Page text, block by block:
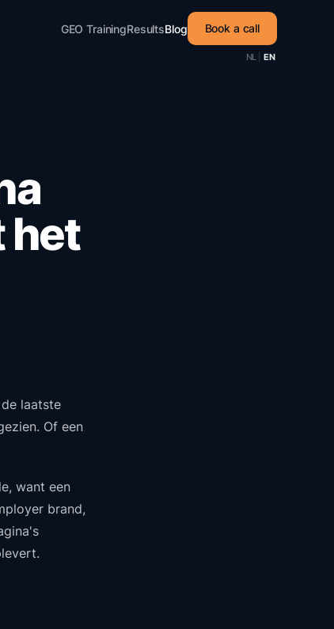
GEO TrainingResultsBlog Book a call
NL EN
het
laatste
Of een
want een
brand,